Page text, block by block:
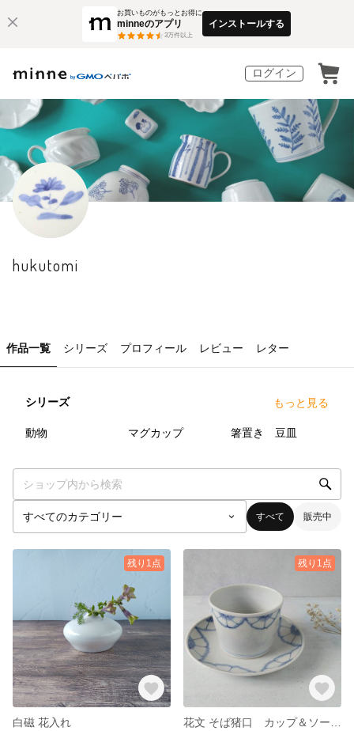
お買いものがもっとお得に
minneのアプリ
3万件以上
インストールする
ログイン
hukutomi
作品一覧 シリーズ プロフィール レビュー レター
シリーズ もっと見る
動物 マグカップ 箸置き 豆皿
すべて 販売中
残り1点
白磁 花入れ
残り1点